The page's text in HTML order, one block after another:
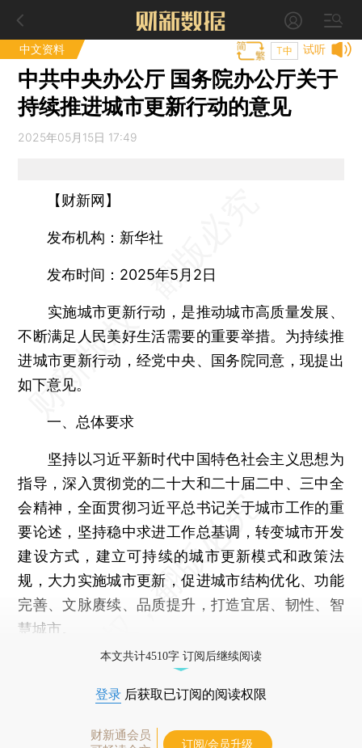
中文资料 试听
T中
中共中央办公厅 国务院办公厅关于
持续推进城市更新行动的意见
2025年05月15日 17:49
【财新网】
发布机构：新华社
发布时间：2025年5月2日
实施城市更新行动，是推动城市高质量发展、
不断满足人民美好生活需要的重要举措。为持续推
进城市更新行动，经党中央、国务院同意，现提出
如下意见。
一、总体要求
坚持以习近平新时代中国特色社会主义思想为
指导，深入贯彻党的二十大和二十届二中、三中全
会精神，全面贯彻习近平总书记关于城市工作的重
要论述，坚持稳中求进工作总基调，转变城市开发
建设方式，建立可持续的城市更新模式和政策法
规，大力实施城市更新，促进城市结构优化、功能
完善、文脉赓续、品质提升，打造宜居、韧性、智
慧城市。
本文共计4510字 订阅后继续阅读
登录 后获取已订阅的阅读权限
财新通会员
订阅/会员升级